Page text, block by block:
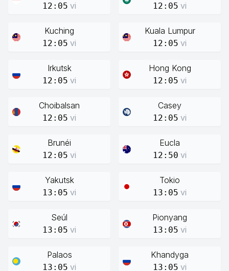
12:05 vi 12:05 vi
Kuching
12:05 vi
Kuala Lumpur
12:05 vi
Irkutsk
12:05 vi
Hong Kong
12:05 vi
Choibalsan
12:05 vi
Casey
12:05 vi
Brunéi
12:05 vi
Eucla
12:50 vi
Yakutsk
13:05 vi
Tokio
13:05 vi
Seúl
13:05 vi
Pionyang
13:05 vi
Palaos
13:05 vi
Khandyga
13:05 vi